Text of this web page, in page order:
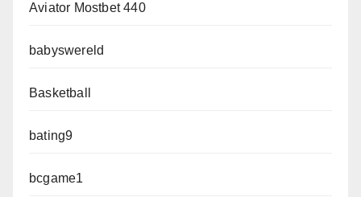
Aviator Mostbet 440
babyswereld
Basketball
bating9
bcgame1